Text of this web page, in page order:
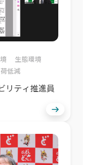
生態環境
低減
リティ推進員